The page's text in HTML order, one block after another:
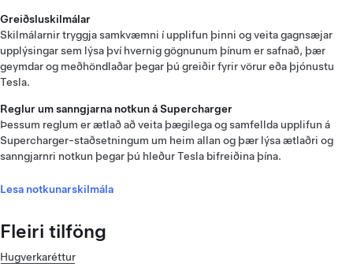
Greiðsluskilmálar
Skilmálarnir tryggja samkvæmni í upplifun þinni og veita gagnsæjar
upplýsingar sem lýsa því hvernig gögnunum þínum er safnað, þær
geymdar og meðhöndlaðar þegar þú greiðir fyrir vörur eða þjónustu
Tesla.
Reglur um sanngjarna notkun á Supercharger
Þessum reglum er ætlað að veita þægilega og samfellda upplifun á
Supercharger-staðsetningum um heim allan og þær lýsa ætlaðri og
sanngjarnri notkun þegar þú hleður Tesla bifreiðina þína.
Lesa notkunarskilmála
Fleiri tilföng
Hugverkaréttur